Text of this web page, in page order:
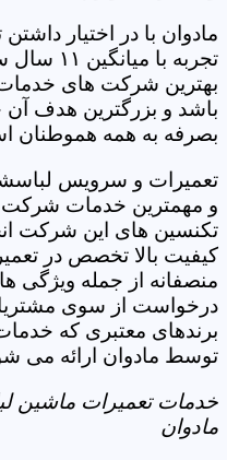
مادوان با در اختیار
تجربه با
بهترین شرکت های
باشد و بزرگترین هدف
بصرفه به همه هموطنان
تعمیرات و سرویس
و مهمترین خدمات
تکنسین های این شرکت
کیفیت بالا تخصص در
منصفانه از جمله
درخواست از سوی
برندهای معتبری که
توسط مادوان ارائه می
خدمات تعمیرات ماشین
مادوان